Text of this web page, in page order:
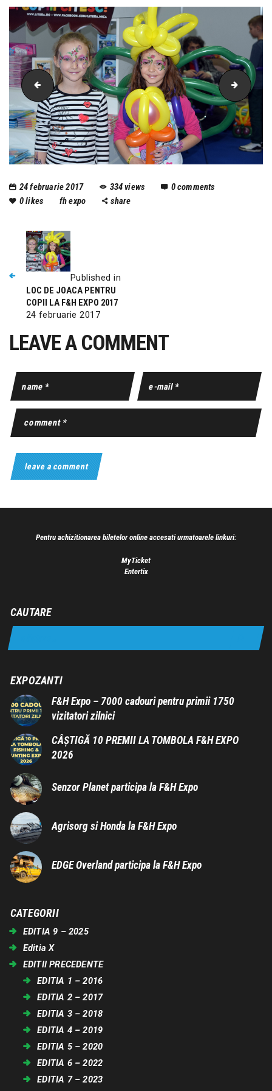
mascote minimax locjoaca
24 februarie 2017 334views 0comments
0likes fh expo share
Published in
LOC DE JOACA PENTRU
COPII LA F&H EXPO 2017
24 februarie 2017
LEAVE A COMMENT
Pentru achizitionarea biletelor online accesati urmatoarele linkuri:
MyTicket
Entertix
CAUTARE
EXPOZANTI
F&H Expo – 7000 cadouri pentru primii 1750
vizitatori zilnici
CÂȘTIGĂ 10 PREMII LA TOMBOLA F&H EXPO
2026
Senzor Planet participa la F&H Expo
Agrisorg si Honda la F&H Expo
EDGE Overland participa la F&H Expo
CATEGORII
EDITIA 9 – 2025
Editia X
EDITII PRECEDENTE
EDITIA 1 – 2016
EDITIA 2 – 2017
EDITIA 3 – 2018
EDITIA 4 – 2019
EDITIA 5 – 2020
EDITIA 6 – 2022
EDITIA 7 – 2023